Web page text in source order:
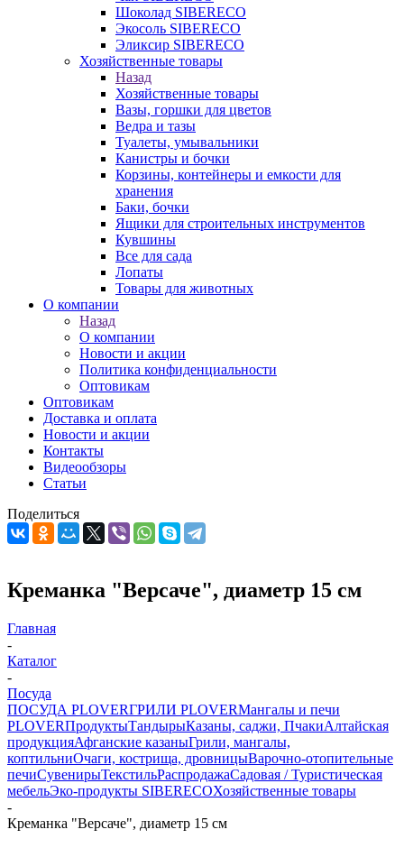
Шоколад SIBERECO
Экосоль SIBERECO
Эликсир SIBERECO
Хозяйственные товары
Назад
Хозяйственные товары
Вазы, горшки для цветов
Ведра и тазы
Туалеты, умывальники
Канистры и бочки
Корзины, контейнеры и емкости для
хранения
Баки, бочки
Ящики для строительных инструментов
Кувшины
Все для сада
Лопаты
Товары для животных
О компании
Назад
О компании
Новости и акции
Политика конфиденциальности
Оптовикам
Оптовикам
Доставка и оплата
Новости и акции
Контакты
Видеообзоры
Статьи
Поделиться
Креманка "Версаче", диаметр 15 см
Главная
-
Каталог
-
Посуда
ПОСУДА PLOVERГРИЛИ PLOVERМангалы и печи
PLOVERПродуктыТандырыКазаны, саджи, ПчакиАлтайская
продукцияАфганские казаныГрили, мангалы,
коптильниОчаги, кострища, дровницыВарочно-отопительные
печиСувенирыТекстильРаспродажаСадовая / Туристическая
мебельЭко-продукты SIBERECOХозяйственные товары
-
Креманка "Версаче", диаметр 15 см